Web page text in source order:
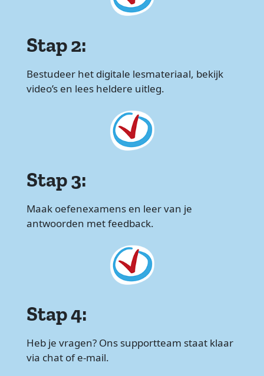
Stap 2:
Bestudeer het digitale lesmateriaal, bekijk
video’s en lees heldere uitleg.
Stap 3:
Maak oefenexamens en leer van je
antwoorden met feedback.
Stap 4:
Heb je vragen? Ons supportteam staat klaar
via chat of e-mail.